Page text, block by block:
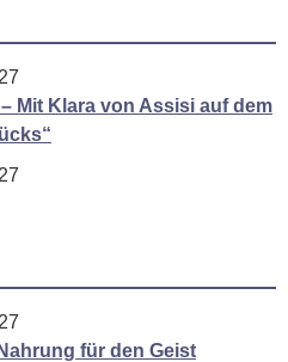
Mit Klara von Assisi auf dem
für den Geist